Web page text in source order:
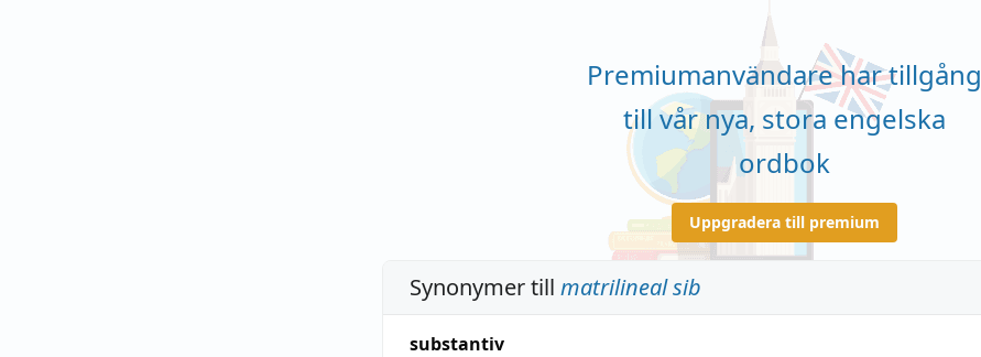
Premiumanvändare har tillgång
till vår nya, stora engelska
ordbok
Uppgradera till premium
Synonymer till matrilineal sib
substantiv